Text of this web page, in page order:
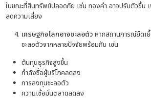
ในขณะที่สินทรัพย์ปลอดภัย เช่น ทองคำ อาจปรับตัวขึ้น
ลดความเสี่ยง
เศรษฐกิจโลกอาจชะลอตัวหากสถานการณ์ยืดเ
ชะลอตัวจากหลายปัจจัยพร้อมกัน เช่น
ต้นทุนธุรกิจสูงขึ้น
กำลังซื้อผู้บริโภคลดลง
การลงทุนชะลอตัว
ความเชื่อมั่นตลาดลดลง